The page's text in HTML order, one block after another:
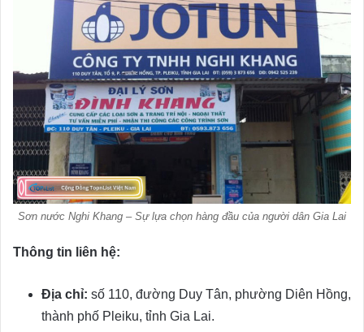
Sơn nước Nghi Khang – Sự lựa chọn hàng đầu của người dân Gia Lai
Thông tin liên hệ:
Địa chỉ: số 110, đường Duy Tân, phường Diên Hồng,
thành phố Pleiku, tỉnh Gia Lai.